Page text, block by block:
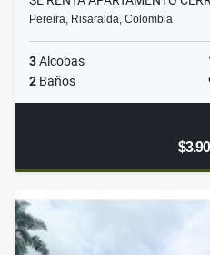
Pereira, Risaralda, Colombia
3Alcobas
2 Baños